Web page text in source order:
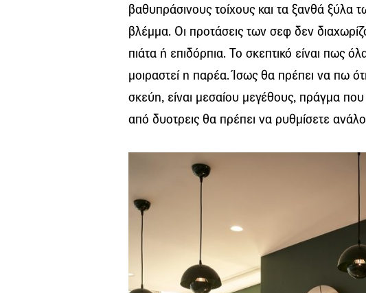
βαθυπράσινους τοίχους και τα ξανθά ξύλα
βλέμμα. Οι προτάσεις των σεφ δεν
πιάτα ή επιδόρπια. Το σκεπτικό είναι πως
μοιραστεί η παρέα. Ίσως θα πρέπει να πω
σκεύη, είναι μεσαίου μεγέθους, πράγμα
από δυοτρεις θα πρέπει να ρυθμίσετε